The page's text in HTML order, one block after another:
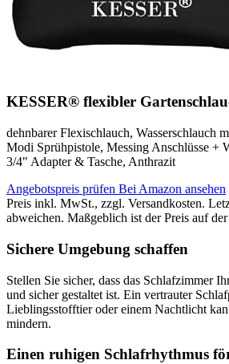
KESSER® flexibler
dehnbarer Flexischlauch, Wasserschlauch
Modi Sprühpistole, Messing Anschlüsse +
3/4" Adapter & Tasche, Anthrazit
Angebotspreis prüfen Bei Amazon ansehen
Preis inkl. MwSt., zzgl. Versandkosten.
abweichen. Maßgeblich ist der Preis auf
Sichere Umgebung schaffen
Stellen Sie sicher, dass das Schlafzimmer
und sicher gestaltet ist. Ein vertrauter
Lieblingsstofftier oder einem Nachtlicht
mindern.
Einen ruhigen Schlafrhythmus